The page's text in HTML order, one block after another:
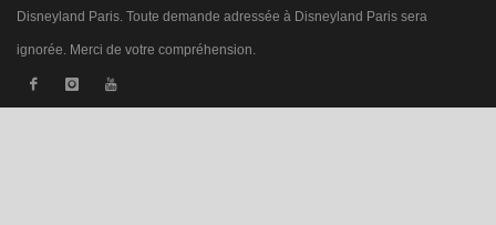
Disneyland Paris. Toute demande adressée à Disneyland Paris sera
ignorée. Merci de votre compréhension.